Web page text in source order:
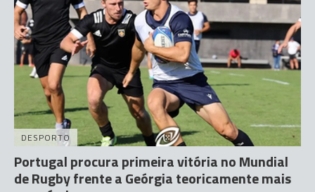
DESPORTO
Portugal procura primeira vitória no Mundial
de Rugby frente a Geórgia teoricamente mais